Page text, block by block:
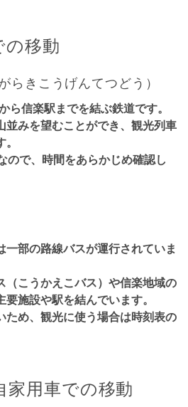
の移動
らきこうげんてつどう）
ら信楽駅までを結ぶ鉄道です。
並みを望むことができ、観光列車
ので、時間をあらかじめ確認し
一部の路線バスが運行されていま
こうかえこバス） や信楽地域の
施設や駅を結んでいます。
ため、観光に使う場合は時刻表の
家用車での移動